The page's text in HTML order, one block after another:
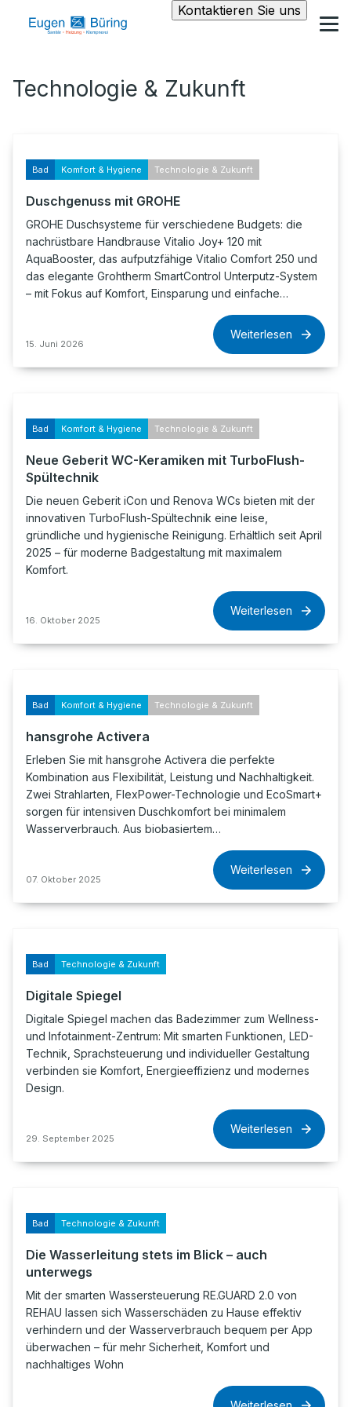
Kontaktieren Sie uns
Technologie & Zukunft
Bad Komfort & Hygiene Technologie & Zukunft
Duschgenuss mit GROHE
GROHE Duschsysteme für verschiedene Budgets: die
nachrüstbare Handbrause Vitalio Joy+ 120 mit
AquaBooster, das aufputzfähige Vitalio Comfort 250 und
das elegante Grohtherm SmartControl Unterputz-System
– mit Fokus auf Komfort, Einsparung und einfache…
15. Juni 2026
Weiterlesen
Bad Komfort & Hygiene Technologie & Zukunft
Neue Geberit WC-Keramiken mit TurboFlush-
Spültechnik
Die neuen Geberit iCon und Renova WCs bieten mit der
innovativen TurboFlush-Spültechnik eine leise,
gründliche und hygienische Reinigung. Erhältlich seit April
2025 – für moderne Badgestaltung mit maximalem
Komfort.
16. Oktober 2025
Weiterlesen
Bad Komfort & Hygiene Technologie & Zukunft
hansgrohe Activera
Erleben Sie mit hansgrohe Activera die perfekte
Kombination aus Flexibilität, Leistung und Nachhaltigkeit.
Zwei Strahlarten, FlexPower-Technologie und EcoSmart+
sorgen für intensiven Duschkomfort bei minimalem
Wasserverbrauch. Aus biobasiertem…
07. Oktober 2025
Weiterlesen
Bad Technologie & Zukunft
Digitale Spiegel
Digitale Spiegel machen das Badezimmer zum Wellness-
und Infotainment-Zentrum: Mit smarten Funktionen, LED-
Technik, Sprachsteuerung und individueller Gestaltung
verbinden sie Komfort, Energieeffizienz und modernes
Design.
29. September 2025
Weiterlesen
Bad Technologie & Zukunft
Die Wasserleitung stets im Blick – auch
unterwegs
Mit der smarten Wassersteuerung RE.GUARD 2.0 von
REHAU lassen sich Wasserschäden zu Hause effektiv
verhindern und der Wasserverbrauch bequem per App
überwachen – für mehr Sicherheit, Komfort und
nachhaltiges Wohn